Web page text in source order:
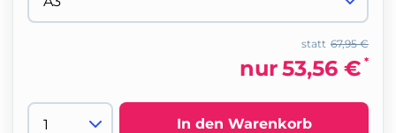
67,95 €
statt
nur53,56 € *
In den Warenkorb